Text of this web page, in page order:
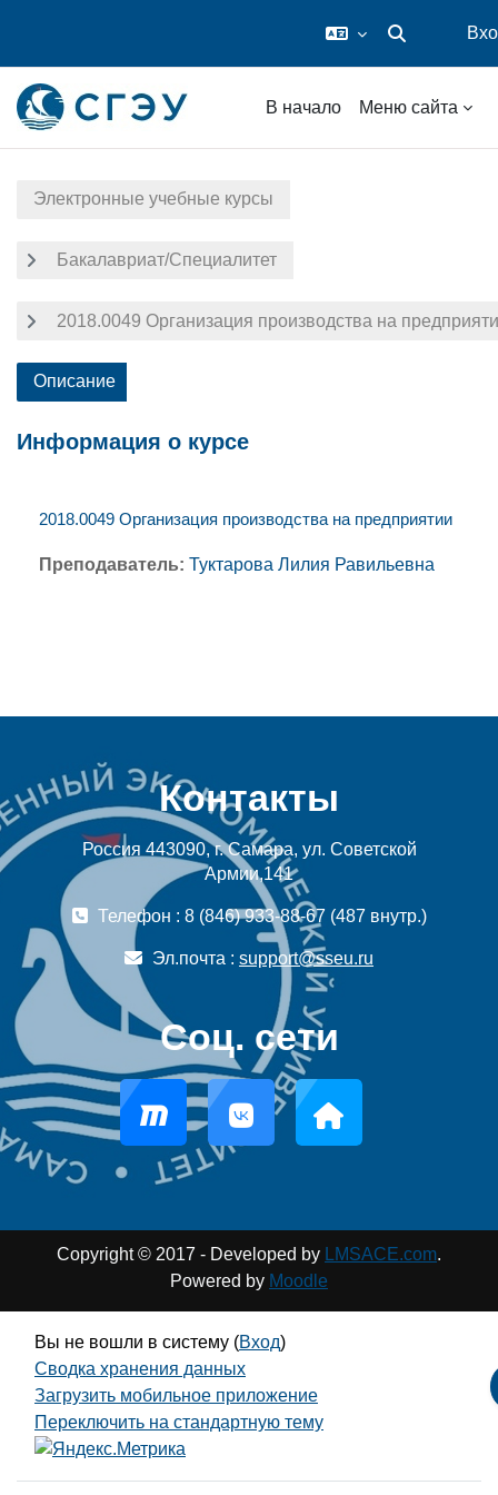
Изменить
В начало Меню сайта
Электронные учебные курсы
Бакалавриат/Специалитет
2018.0049 Организация производства на
Описание
Информация о курсе
2018.0049 Организация производства на предприятии
Преподаватель: Туктарова Лилия Равильевна
Контакты
Россия 443090, г. Самара, ул. Советской
Армии,141
Телефон : 8 (846) 933-88-67 (487 внутр.)
Эл.почта : support@sseu.ru
Соц. сети
Copyright © 2017 - Developed by LMSACE.com.
Powered by Moodle
Вы не вошли в систему (Вход)
Сводка хранения данных
Загрузить мобильное приложение
Переключить на стандартную тему